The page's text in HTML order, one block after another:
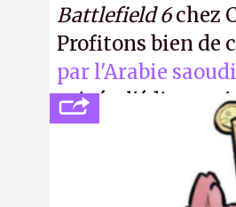
Battlefield 6chez
Profitons bien de
par l'Arabie
privée, l'éditeur
publier ses